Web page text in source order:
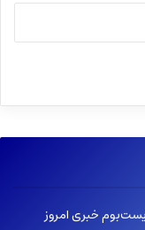
خبری امروز